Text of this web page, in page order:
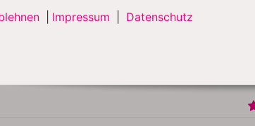
Impressum
Datenschutz